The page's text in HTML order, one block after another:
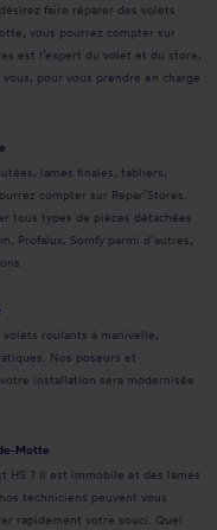
faire réparer des volets
vous pourrez compter sur
est l’expert du volet et du store,
pour vous prendre en charge
lames finales, tabliers,
compter sur Repar’Stores.
tous types de pièces détachées
Profalux, Somfy parmi d’autres,
roulants à manivelle,
Nos poseurs et
installation sera modernisée
Motte
HS ? Il est immobile et des lames
techniciens peuvent vous
rapidement votre souci. Quel